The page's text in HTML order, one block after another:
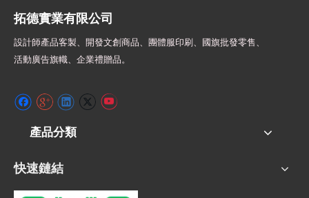
拓德實業有限公司
設計師產品客製、開發文創商品、團體服印刷、
國旗批發零售、
活動廣告旗幟、 企業禮贈品。
產品分類
快速鏈結